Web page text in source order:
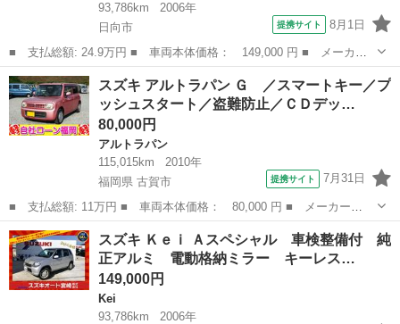
93,786km
2006年
日向市
提携サイト 8月1日
■ 支払総額: 24.9万円 ■ 車両本体価格： 149,000 円 ■ メーカー
名： スズキ ■ 車種名： Ｋｅｉ ■ グレード名： Ａスペシャ
ル 車検整備付 純正アルミ 電動格納ミラー キーレス 衝突安全
ボディ ■ 排...
宮崎 日向市 Kei ミラー
スズキ アルトラパン Ｇ ／スマートキー／プ
ッシュスタート／盗難防止／ＣＤデッ…
80,000円
アルトラパン
115,015km
2010年
福岡県 古賀市
提携サイト 7月31日
■ 支払総額: 11万円 ■ 車両本体価格： 80,000 円 ■ メーカー
名： スズキ ■ 車種名： アルトラパン ■ グレード名： Ｇ ／
スマートキー／プッシュスタート／盗難防止／ＣＤデッキ／電格ミラ
ー／タイミングチェ...
福岡 古賀市 アルトラパン
スズキ Ｋｅｉ Ａスペシャル 車検整備付 純
正アルミ 電動格納ミラー キーレス…
149,000円
Kei
93,786km
2006年